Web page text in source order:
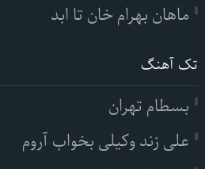
ماهان بهرام خان تا ابد
تک آهنگ
بسطام تهران
علی زند وکیلی بخواب آروم